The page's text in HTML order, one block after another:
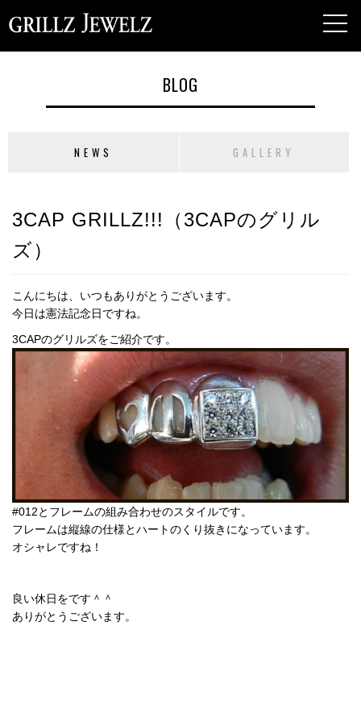
BLOG
NEWS GALLERY
3CAP GRILLZ!!!（3CAPのグリル
ズ）
こんにちは、いつもありがとうございます。
今日は憲法記念日ですね。
3CAPのグリルズをご紹介です。
#012とフレームの組み合わせのスタイルです。
フレームは縦線の仕様とハートのくり抜きになっています。
オシャレですね！
良い休日をです＾＾
ありがとうございます。